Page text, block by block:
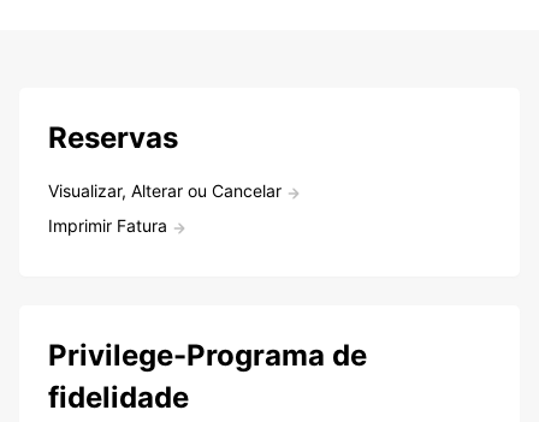
Reservas
Visualizar, Alterar ou Cancelar
Imprimir Fatura
Privilege-Programa de
fidelidade